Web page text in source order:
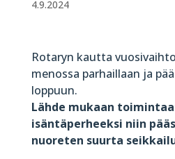
4.9.2024
Rotaryn kautta
menossa parhaillaan ja
loppuun.
Lähde mukaan
isäntäperheeksi niin
nuoreten suurta